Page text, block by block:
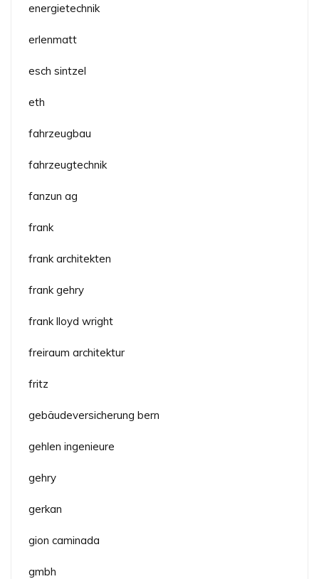
energietechnik
erlenmatt
esch sintzel
eth
fahrzeugbau
fahrzeugtechnik
fanzun ag
frank
frank architekten
frank gehry
frank lloyd wright
freiraum architektur
fritz
gebäudeversicherung bern
gehlen ingenieure
gehry
gerkan
gion caminada
gmbh